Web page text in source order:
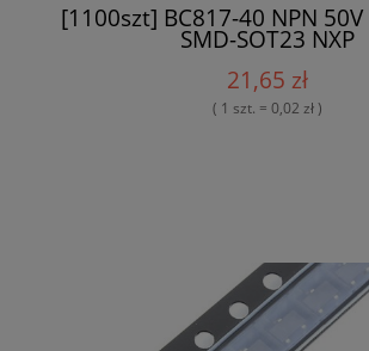
[1100szt] BC817-40 NPN
SMD-SOT23 NXP
21,65 zł
( 1 szt. = 0,02 zł )